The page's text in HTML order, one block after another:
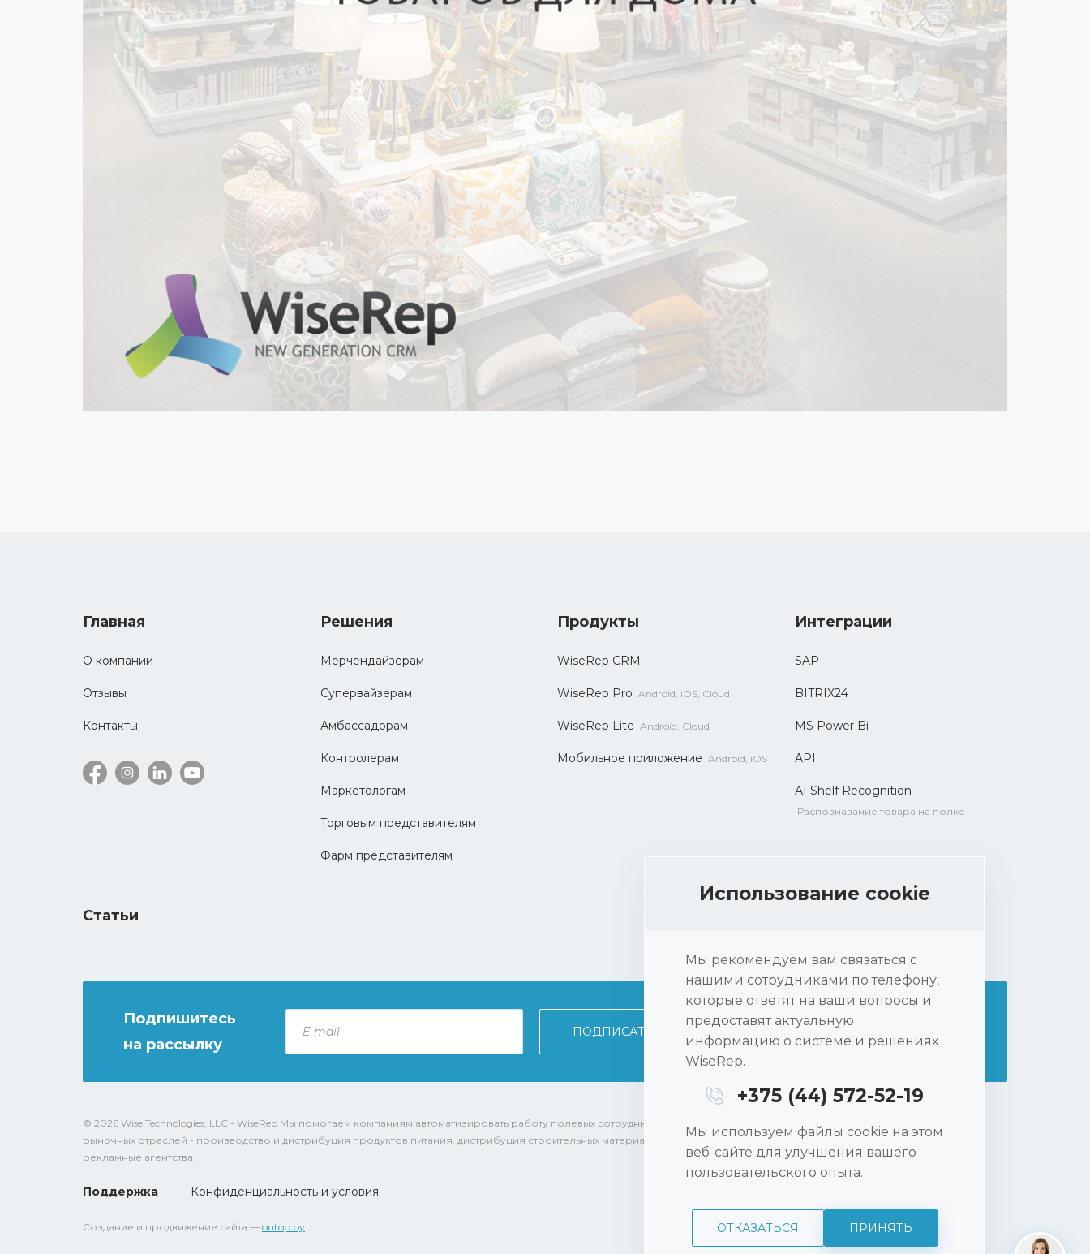
Главная
О компании
Отзывы
Контакты
Решения
Мерчендайзерам
Супервайзерам
Амбассадорам
Контролерам
Маркетологам
Торговым представителям
Фарм представителям
Продукты
WiseRep CRM
WiseRep Pro Android, iOS, Cloud
WiseRep Lite Android, Cloud
Мобильное приложение Android, iOS
Интеграции
SAP
BITRIX24
MS Power Bi
API
AI Shelf Recognition
Распознавание товара на полке
Статьи
Подпишитесь
на рассылку
Нажимая на кнопку «ПОДПИСАТЬСЯ», вы
принимаете политику конфиденциальности
© 2026 Wise Technologies, LLC - WiseRep Мы помогаем компаниям автоматизировать работу полевых сотрудников из различных
рыночных отраслей - производство и дистрибуция продуктов питания, дистрибуция строительных материалов фармацевтика,
рекламные агентства.
Поддержка Конфиденциальность и условия
Создание и продвижение сайта — ontop.by
+375 (44) 572-52-19
sale@wise-rep.com
Использование cookie
Мы рекомендуем вам связаться с
нашими сотрудниками по телефону,
которые ответят на ваши вопросы и
предоставят актуальную
информацию о системе и решениях
WiseRep.
+375 (44) 572-52-19
Мы используем файлы cookie на этом
веб-сайте для улучшения вашего
пользовательского опыта.
ОТКАЗАТЬСЯ ПРИНЯТЬ